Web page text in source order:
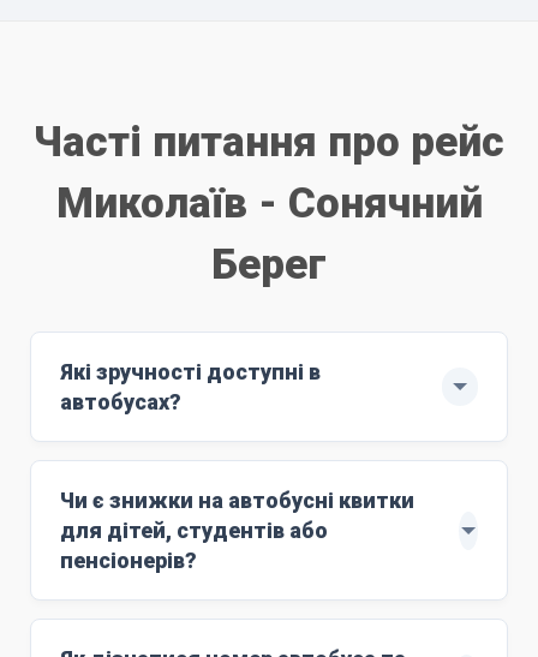
Часті питання про рейс
Миколаїв - Сонячний
Берег
Які зручності доступні в
автобусах?
м'які комфортні сидіння;
Wi-Fi;
кондиціонер;
Чи є знижки на автобусні квитки
для дітей, студентів або
пенсіонерів?
Знижки поширюються на дітей віком до 10
років. Для цього маршруту ціна дитячого